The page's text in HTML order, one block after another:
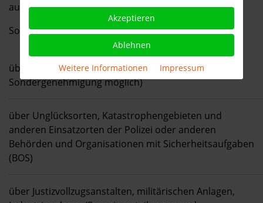
aufzeichnet.
Somit dürfen wir folgende Flüge nicht durchführen:
über Menschenansammlungen (nur mit
Sondergenehmigung möglich)
über Unglücksorten, Katastrophengebieten und
anderen Einsatzorten der Polizei oder anderen
Behörden und Organisationen mit Sicherheitsaufgaben
(BOS)
über Justizvollzugsanstalten, militärischen Anlagen,
Akzeptieren
Ablehnen
Weitere Informationen Impressum